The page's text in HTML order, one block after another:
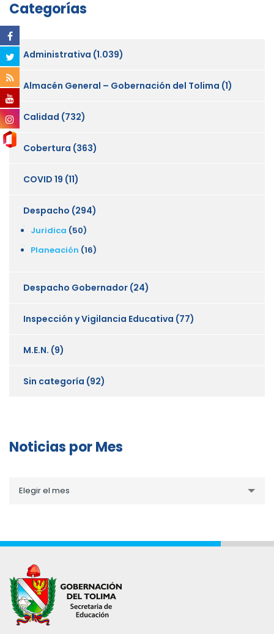
Categorías
Administrativa (1.039)
Almacén General – Gobernación del Tolima (1)
Calidad (732)
Cobertura (363)
COVID 19 (11)
Despacho (294)
Juridica (50)
Planeación (16)
Despacho Gobernador (24)
Inspección y Vigilancia Educativa (77)
M.E.N. (9)
Sin categoría (92)
Noticias por Mes
porElegir el mes